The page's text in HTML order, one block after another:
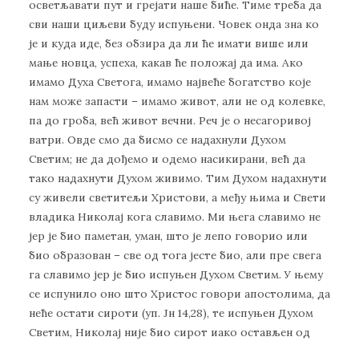
осветљавати пут и грејати наше биће. Тиме треба да
сви наши циљеви буду испуњени. Човек онда зна ко
је и куда иде, без обзира да ли ће имати више или
мање новца, успеха, какав ће положај да има. Ако
имамо Духа Светога, имамо највеће богатство које
нам може запасти – имамо живот, али не од колевке,
па до гроба, већ живот вечни. Реч је о несагоривој
ватри. Овде смо да бисмо се надахнули Духом
Светим; не да дођемо и одемо насикирани, већ да
тако надахнути Духом живимо. Тим Духом надахнути
су живели светитељи Христови, а међу њима и Свети
владика Николај кога славимо. Ми њега славимо не
јер је био паметан, уман, што је лепо говорио или
био образован – све од тога јесте био, али пре свега
га славимо јер је био испуњен Духом Светим. У њему
се испунило оно што Христос говори апостолима, да
неће остати сироти (уп. Јн 14,28), те испуњен Духом
Светим, Николај није био сирот иако остављен од